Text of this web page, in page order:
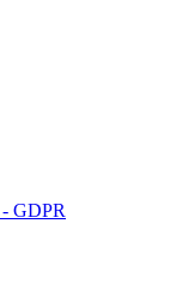
GDPR